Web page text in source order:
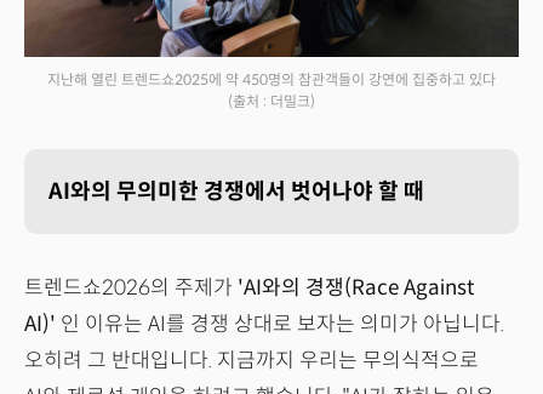
지난해 열린 트렌드쇼2025에 약 450명의 참관객들이 강연에 집중하고 있다
(출처 : 더밀크)
AI와의 무의미한 경쟁에서 벗어나야 할 때
트렌드쇼2026의 주제가 'AI와의 경쟁(Race Against
AI)' 인 이유는 AI를 경쟁 상대로 보자는 의미가 아닙니다.
오히려 그 반대입니다. 지금까지 우리는 무의식적으로